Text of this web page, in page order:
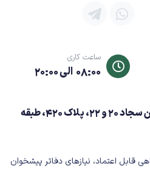
ساعت کاری
08:00 الی 20:00
مشهد، بلوار سجاد، بین سجاد 20 و 22، پلاک 420، طبقه
قابل اعتماد، نیازهای دفاتر پیشخوان